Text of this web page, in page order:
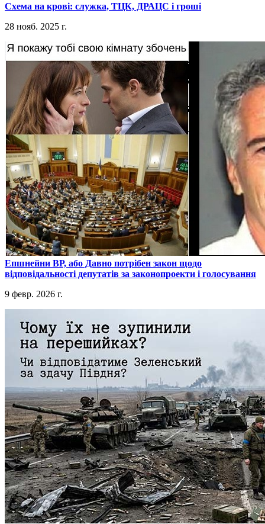
​Схема на крові: служка, ТЦК, ДРАЦС і гроші
28 нояб. 2025 г.
​Епшнейни ВР, або Давно потрібен закон щодо
відповідальності депутатів за законопроекти і голосування
9 февр. 2026 г.